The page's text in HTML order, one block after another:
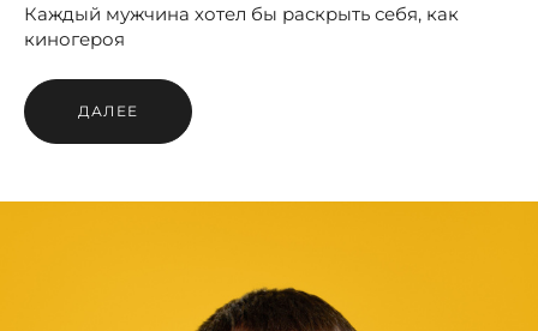
Каждый мужчина хотел бы раскрыть себя, как
киногероя
ДАЛЕЕ